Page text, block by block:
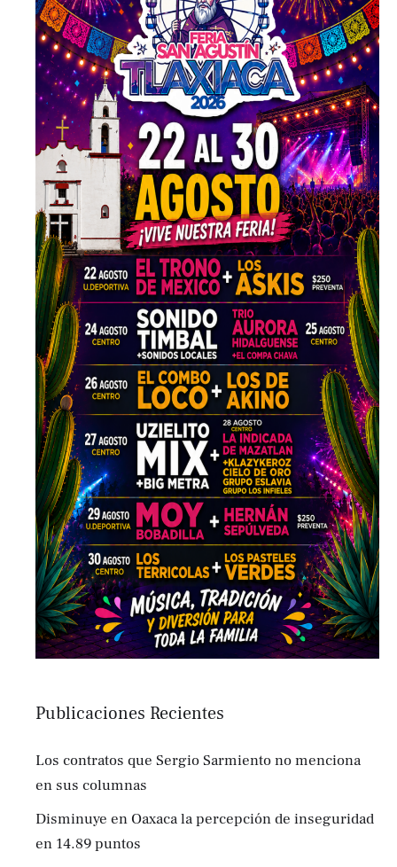
Publicaciones Recientes
Los contratos que Sergio Sarmiento no menciona
en sus columnas
Disminuye en Oaxaca la percepción de inseguridad
en 14.89 puntos